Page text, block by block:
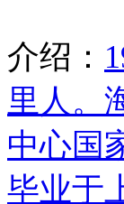
介绍：
里人。
中心国
毕业于